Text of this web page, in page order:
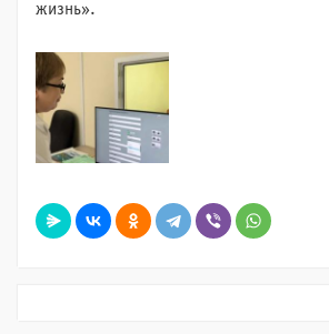
жизнь».